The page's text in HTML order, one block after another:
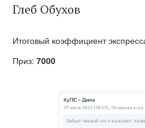
Глеб Обухов
Итоговый коэффициент
Приз: 7000